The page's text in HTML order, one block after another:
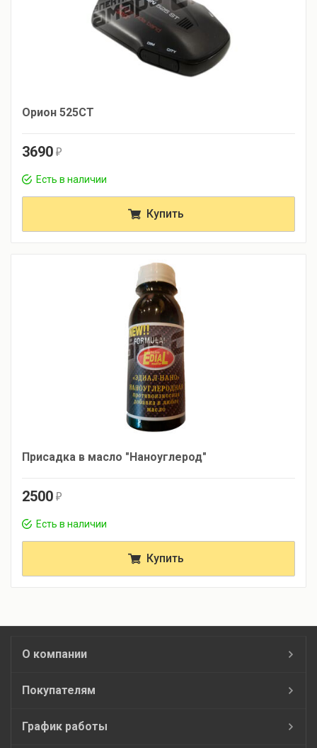
Орион 525СТ
3690 r
Есть в наличии
Купить
Присадка в масло "Наноуглерод"
2500 r
Есть в наличии
Купить
О компании
Покупателям
График работы